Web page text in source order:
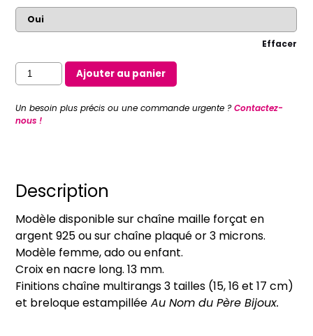
Effacer
quantité
de
Bracelet
Croix
chaîne
(argent
massif
ou
plaqué
or)
Ajouter au panier
Un besoin plus précis ou une commande urgente ?Contactez-
nous !
Description
Modèle disponible sur chaîne maille forçat en
argent 925 ou sur chaîne plaqué or 3 microns.
Modèle femme, ado ou enfant.
Croix en nacre long. 13 mm.
Finitions chaîne multirangs 3 tailles (15, 16 et 17 cm)
et breloque estampillée Au Nom du Père Bijoux.